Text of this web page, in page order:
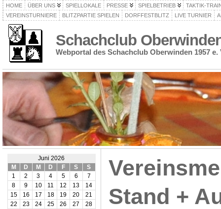
HOME ÜBER UNS SPIELLOKALE PRESSE SPIELBETRIEB
TAKTIK-
VEREINSTURNIERE
BLITZPARTIE SPIELEN DORFFESTBLITZ LIVE TURNIER
Schachclub
Webportal des Schachclub Oberwinden 1957 e.
Juni 2026
M
D M D F S
S
1
2 3 4 5 6
7
8
9 10 11 12 13
14
15
16 17 18 19 20
21
22
23 24 25 26 27
28
Stand +